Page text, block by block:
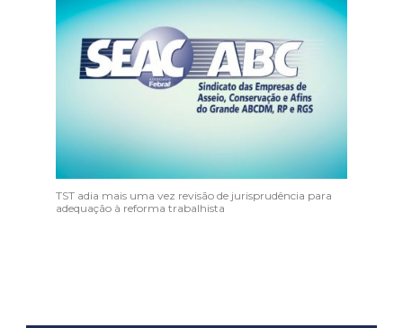
TST adia mais uma vez revisão de jurisprudência para
adequação à reforma trabalhista